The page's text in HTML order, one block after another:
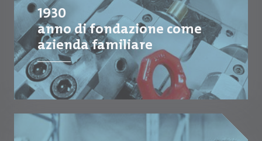
1930
anno di fondazione come
azienda familiare